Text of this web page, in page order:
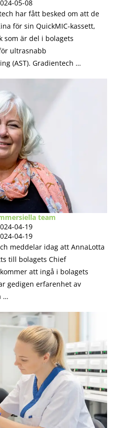
05-08
har fått besked om att de
för sin QuickMIC-kassett,
som är del i bolagets
ultrasnabb
(AST). Gradientech …
team
04-19
04-19
meddelar idag att AnnaLotta
till bolagets Chief
att ingå i bolagets
gedigen erfarenhet av
…